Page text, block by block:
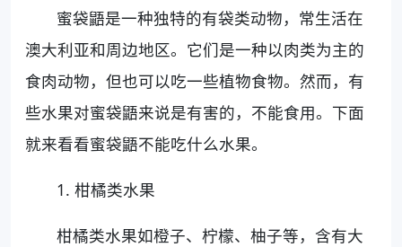
蜜袋鼯是一种独特的有袋类动物，常生活在
澳大利亚和周边地区。它们是一种以肉类为主的
食肉动物，但也可以吃一些植物食物。然而，有
些水果对蜜袋鼯来说是有害的，不能食用。下面
就来看看蜜袋鼯不能吃什么水果。
1. 柑橘类水果
柑橘类水果如橙子、柠檬、柚子等，含有大